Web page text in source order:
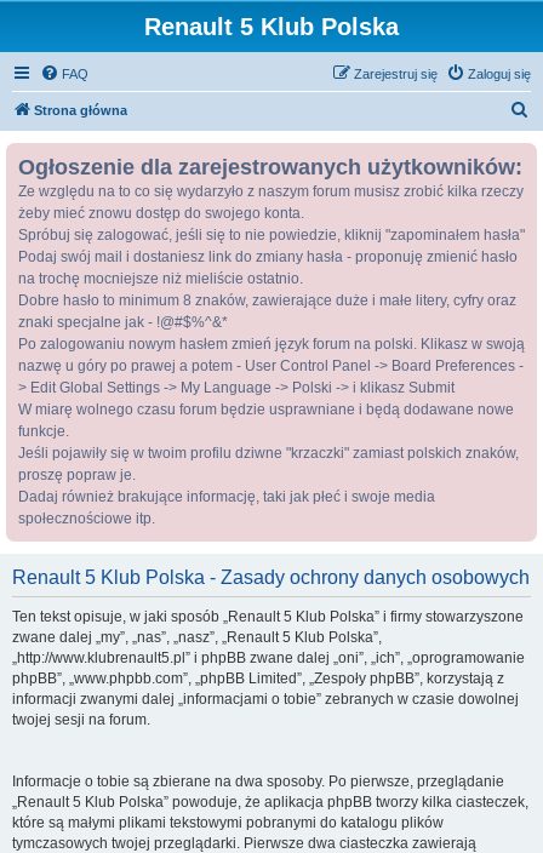
Renault 5 Klub Polska
FAQ Zaloguj się
Zarejestruj się
Strona główna
Ogłoszenie dla zarejestrowanych użytkowników:
Ze względu na to co się wydarzyło z naszym forum musisz zrobić kilka rzeczy
żeby mieć znowu dostęp do swojego konta.
Spróbuj się zalogować, jeśli się to nie powiedzie, kliknij "zapominałem hasła"
Podaj swój mail i dostaniesz link do zmiany hasła - proponuję zmienić hasło
na trochę mocniejsze niż mieliście ostatnio.
Dobre hasło to minimum 8 znaków, zawierające duże i małe litery, cyfry oraz
znaki specjalne jak - !@#$%^&*
Po zalogowaniu nowym hasłem zmień język forum na polski. Klikasz w swoją
nazwę u góry po prawej a potem - User Control Panel -> Board Preferences -
> Edit Global Settings -> My Language -> Polski -> i klikasz Submit
W miarę wolnego czasu forum będzie usprawniane i będą dodawane nowe
funkcje.
Jeśli pojawiły się w twoim profilu dziwne "krzaczki" zamiast polskich znaków,
proszę popraw je.
Dadaj również brakujące informację, taki jak płeć i swoje media
społecznościowe itp.
Renault 5 Klub Polska - Zasady ochrony danych osobowych
Ten tekst opisuje, w jaki sposób „Renault 5 Klub Polska” i firmy stowarzyszone
zwane dalej „my”, „nas”, „nasz”, „Renault 5 Klub Polska”,
„http://www.klubrenault5.pl” i phpBB zwane dalej „oni”, „ich”, „oprogramowanie
phpBB”, „www.phpbb.com”, „phpBB Limited”, „Zespoły phpBB”, korzystają z
informacji zwanymi dalej „informacjami o tobie” zebranych w czasie dowolnej
twojej sesji na forum.
Informacje o tobie są zbierane na dwa sposoby. Po pierwsze, przeglądanie
„Renault 5 Klub Polska” powoduje, że aplikacja phpBB tworzy kilka ciasteczek,
które są małymi plikami tekstowymi pobranymi do katalogu plików
tymczasowych twojej przeglądarki. Pierwsze dwa ciasteczka zawierają